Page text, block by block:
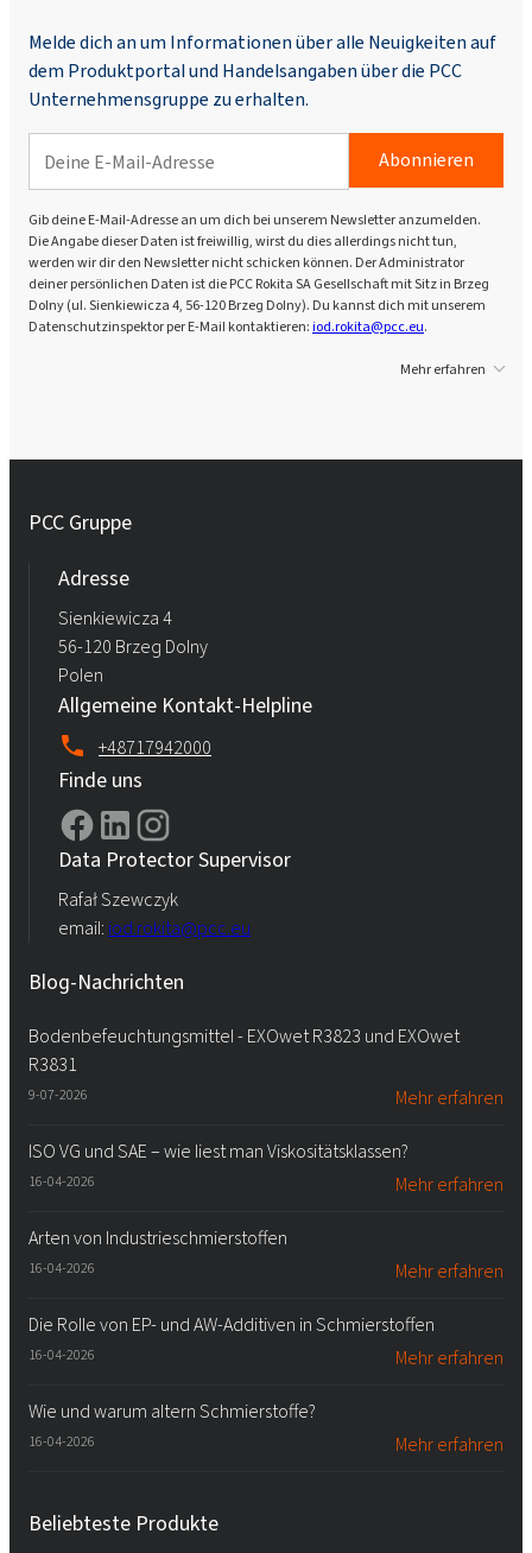
Melde dich an um Informationen über alle Neuigkeiten auf
dem Produktportal und Handelsangaben über die PCC
Unternehmensgruppe zu erhalten.
Abonnieren
Gib deine E-Mail-Adresse an um dich bei unserem Newsletter anzumelden.
Die Angabe dieser Daten ist freiwillig, wirst du dies allerdings nicht tun,
werden wir dir den Newsletter nicht schicken können. Der Administrator
deiner persönlichen Daten ist die PCC Rokita SA Gesellschaft mit Sitz in Brzeg
Dolny (ul. Sienkiewicza 4, 56-120 Brzeg Dolny). Du kannst dich mit unserem
Datenschutzinspektor per E-Mail kontaktieren:iod.rokita@pcc.eu.
Mehr erfahren
PCC Gruppe
Adresse
Sienkiewicza 4
56-120 Brzeg Dolny
Polen
Allgemeine Kontakt-Helpline
+48717942000
Finde uns
Data Protector Supervisor
Rafał Szewczyk
email: iod.rokita@pcc.eu
Blog-Nachrichten
Bodenbefeuchtungsmittel - EXOwet R3823 und EXOwet
R3831
9-07-2026 Mehr erfahren
ISO VG und SAE – wie liest man Viskositätsklassen?
16-04-2026 Mehr erfahren
Arten von Industrieschmierstoffen
16-04-2026 Mehr erfahren
Die Rolle von EP- und AW-Additiven in Schmierstoffen
16-04-2026 Mehr erfahren
Wie und warum altern Schmierstoffe?
16-04-2026 Mehr erfahren
Beliebteste Produkte